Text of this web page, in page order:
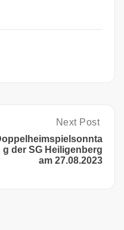
Next Post
g der SG Heiligenberg
am 27.08.2023